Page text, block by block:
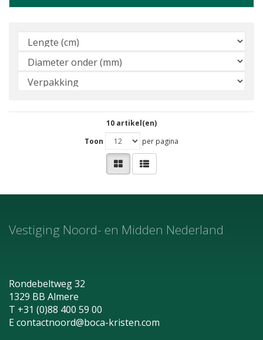
10 artikel(en)
Toon
per pagina
Vestiging Noord- en Midden Nederland
Rondebeltweg 32
1329 BB Almere
T +31 (0)88 400 59 00
Econtactnoord@boca-kristen.com